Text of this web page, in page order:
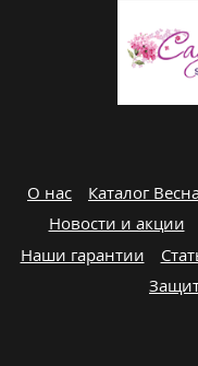
О нас Каталог
Новости и акции
Наши гарантии